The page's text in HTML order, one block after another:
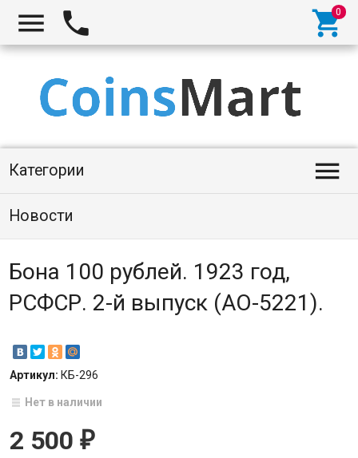
  
Категории 
Новости
Бона 100 рублей. 1923 год,
РСФСР. 2-й выпуск (АО-5221).
Артикул: КБ-296
Нет в наличии
2 500 ₽